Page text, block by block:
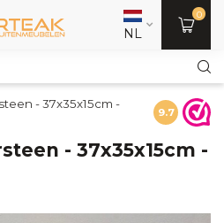
NL
0
- 37x35x15cm -
9.7
- 37x35x15cm -